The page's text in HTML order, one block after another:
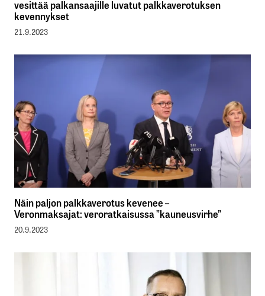
vesittää palkansaajille luvatut palkkaverotuksen
kevennykset
21.9.2023
Näin paljon palkkaverotus kevenee –
Veronmaksajat: veroratkaisussa ”kauneusvirhe”
20.9.2023